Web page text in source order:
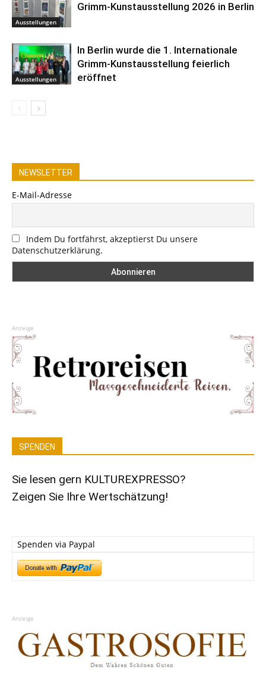
Ausstellungen
Grimm-Kunstausstellung 2026 in Berlin
Ausstellungen
In Berlin wurde die 1. Internationale
Grimm-Kunstausstellung feierlich
eröffnet
NEWSLETTER
E-Mail-Adresse
Indem Du fortfährst, akzeptierst Du unsere
Datenschutzerklärung.
Anzeige
SPENDEN
Sie lesen gern KULTUREXPRESSO?
Zeigen Sie Ihre Wertschätzung!
Spenden via Paypal
Anzeige